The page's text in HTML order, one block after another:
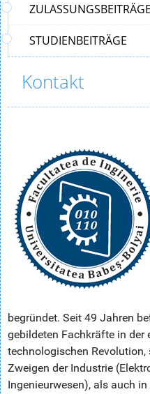
ZULASSUNGSBEITRÄGE
STUDIENBEITRÄGE
Kontakt
begründet. Seit 49 Jahren
gebildeten Fachkräfte in der
technologischen
Zweigen der Industrie
Ingenieurwesen), als auch